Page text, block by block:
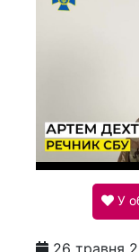
У
26 травня